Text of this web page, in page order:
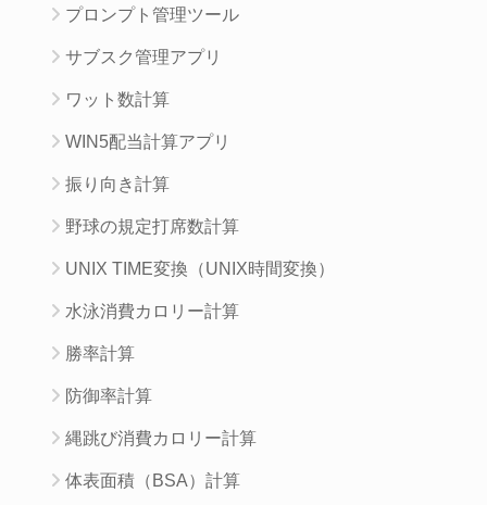
プロンプト管理ツール
サブスク管理アプリ
ワット数計算
WIN5配当計算アプリ
振り向き計算
野球の規定打席数計算
UNIX TIME変換（UNIX時間変換）
水泳消費カロリー計算
勝率計算
防御率計算
縄跳び消費カロリー計算
体表面積（BSA）計算